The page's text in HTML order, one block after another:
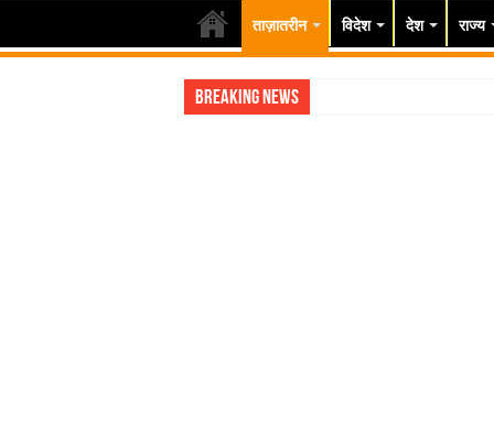
ताज़ातरीन विदेश देश राज्य
Breaking News